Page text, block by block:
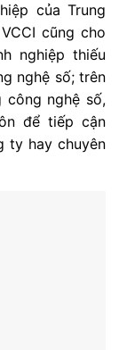
của Trung
cũng cho
nghiệp thiếu
nghệ số; trên
công nghệ số,
để tiếp cận
ty hay chuyên